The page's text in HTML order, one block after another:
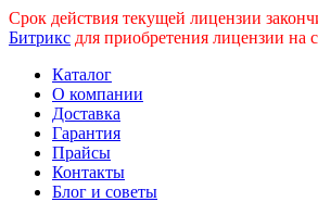
Срок действия текущей лицензии
Битрикс для приобретения лицензии на
Каталог
О компании
Доставка
Гарантия
Прайсы
Контакты
Блог и советы